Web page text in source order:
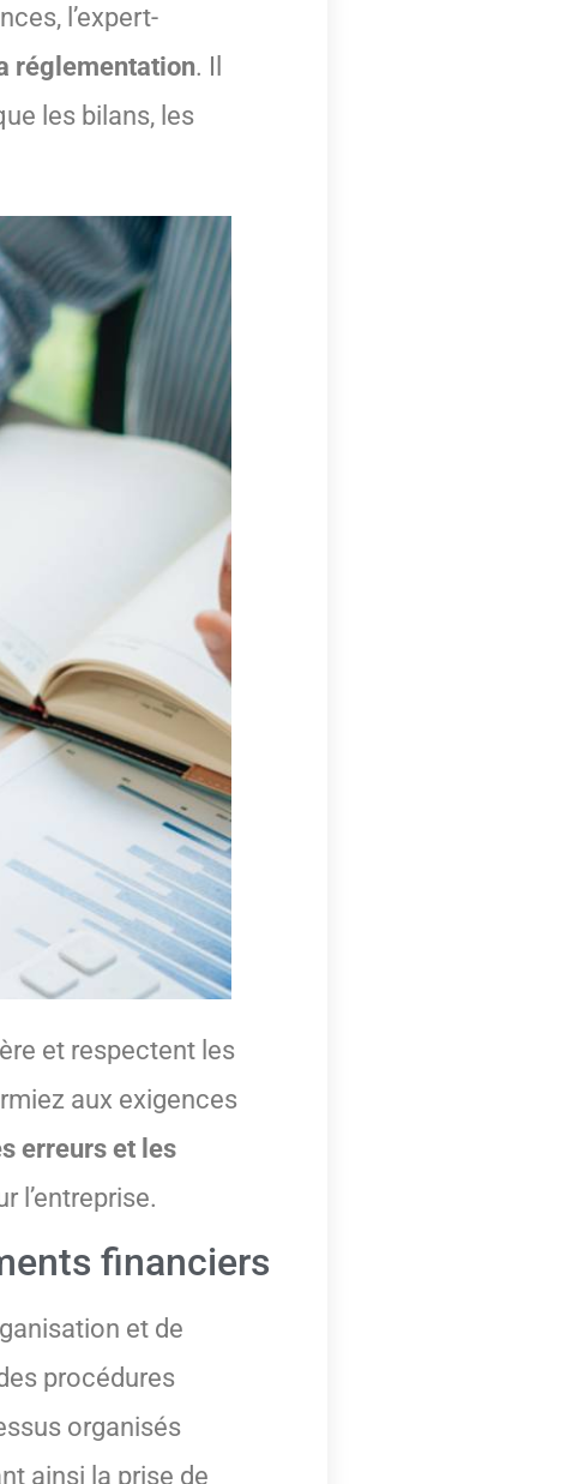
l’expert-
réglementation. Il
les bilans, les
et respectent les
aux exigences
erreurs et les
l’entreprise.
financiers
et de
procédures
organisés
ainsi la prise de